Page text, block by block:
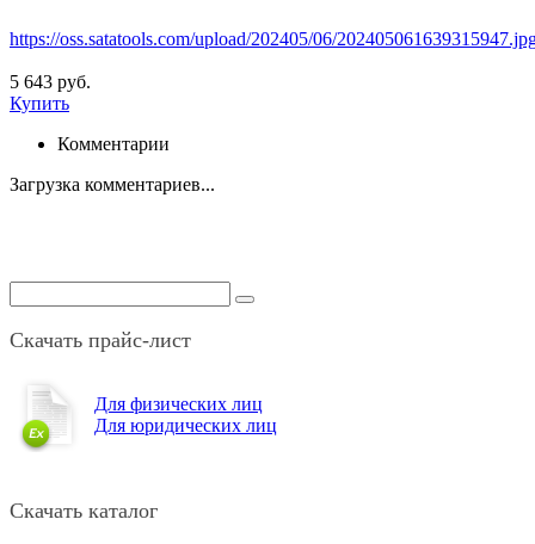
https://oss.satatools.com/upload/202405/06/
5 643 руб.
Купить
Комментарии
Загрузка комментариев...
Скачать прайс-лист
Для физических лиц
Для юридических лиц
Скачать каталог